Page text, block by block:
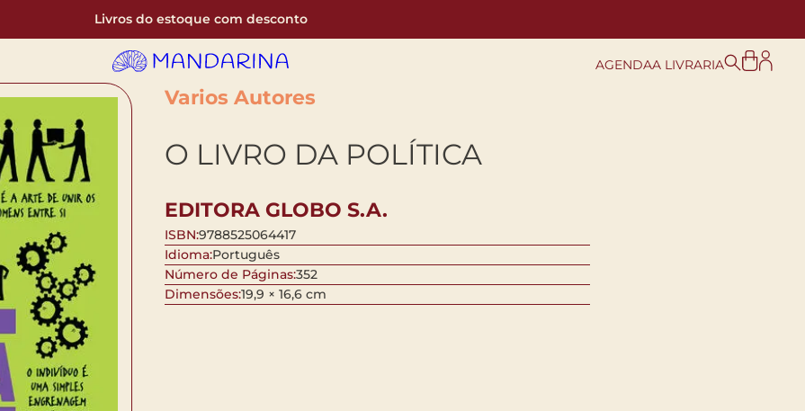
Livros do estoque com desconto
AGENDAA LIVRARIA
Varios Autores
O LIVRO DA POLÍTICA
EDITORA GLOBO S.A.
ISBN:9788525064417
Idioma:Português
Número de Páginas:352
Dimensões:19,9 × 16,6 cm